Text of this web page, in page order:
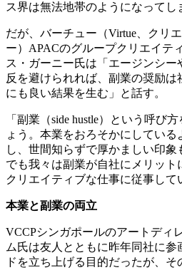
ス界は無法地帯のようになってし
だが、バーチュー（Virtue、クリ
ー）APACのグループクリエイテ
ス・ガーニー氏は「エージンシ
反を避けられれば、副業の奨励は
にも良い結果を生む」と話す。
「副業（side hustle）という呼び
ょう。本業をおろそかにしている
し、世間知らずで厚かましい印
でも我々は副業が自社にメリッ
クリエイティブな仕事に従事して
本業と副業の両立
VCCPシンガポールのアートディ
ム氏は友人とともに昨年同社に
ドを立ち上げる目的だったが、